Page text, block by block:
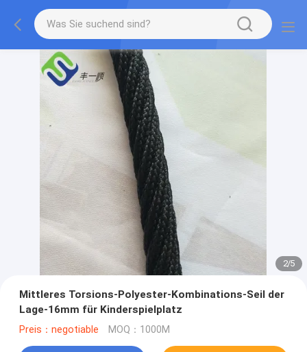
2/5
Mittleres Torsions-Polyester-Kombinations-Seil der
Lage-16mm für Kinderspielplatz
Preis：negotiable MOQ：1000M